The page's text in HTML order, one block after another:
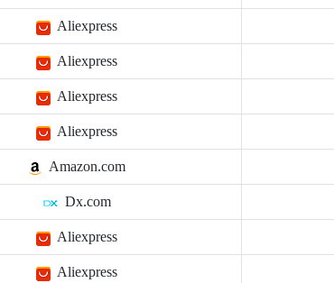
Aliexpress
Aliexpress
Aliexpress
Aliexpress
Amazon.com
Dx.com
Aliexpress
Aliexpress